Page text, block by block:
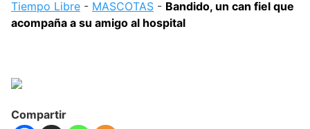
Tiempo Libre - MASCOTAS - Bandido, un can fiel que
acompaña a su amigo al hospital
Compartir